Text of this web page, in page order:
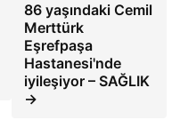
86 yaşındaki Cemil
Merttürk
Eşrefpaşa
Hastanesi'nde
iyileşiyor – SAĞLIK
→